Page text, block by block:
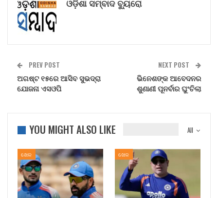
ଓଡ଼ିଶା ସମ୍ବାଦ ବ୍ୟୁରୋ
PREV POST
ଅଗଷ୍ଟ ୧୫ରେ ଆସିବ ସୁଭଦ୍ରା
ଯୋଜନା ଏସଓପି
NEXT POST
ଭିନେଶଙ୍କ ଆବେଦନର
ଶୁଣାଣୀ ପୂନର୍ବାର ଘୁଂଚିଲା
All
YOU MIGHT ALSO LIKE
ଖେଳ ଖେଳ